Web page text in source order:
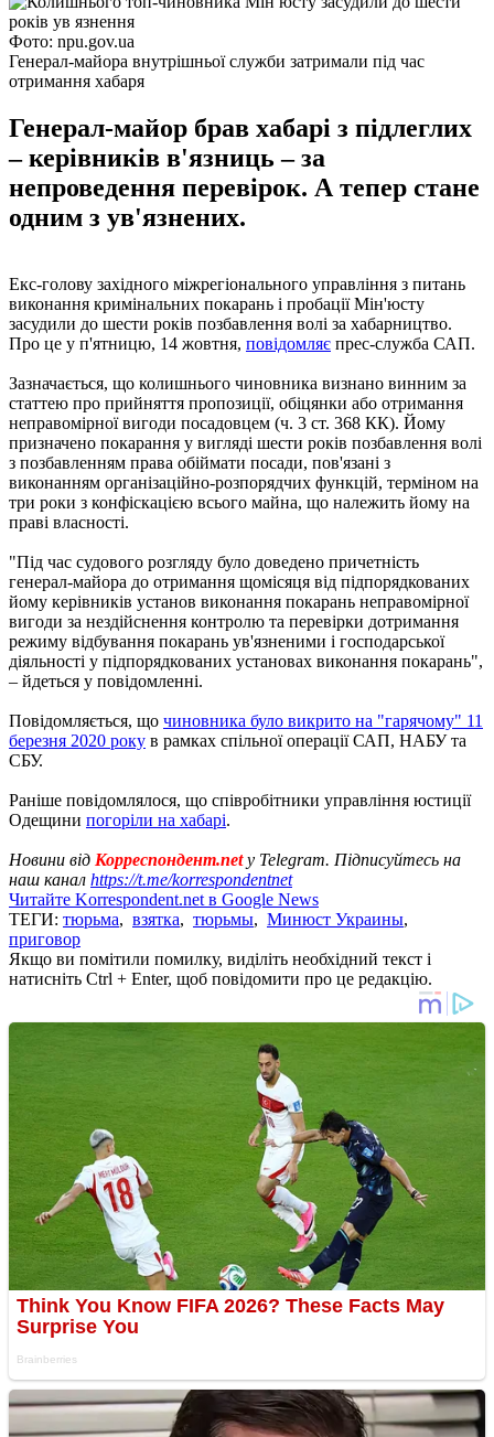
Фото: npu.gov.ua
Генерал-майора внутрішньої служби затримали під час
отримання хабаря
Генерал-майор брав хабарі з підлеглих
– керівників в'язниць – за
непроведення перевірок. А тепер стане
одним з ув'язнених.
Екс-голову західного міжрегіонального управління з питань
виконання кримінальних покарань і пробації Мін'юсту
засудили до шести років позбавлення волі за хабарництво.
Про це у п'ятницю, 14 жовтня, повідомляє прес-служба САП.
Зазначається, що колишнього чиновника визнано винним за
статтею про прийняття пропозиції, обіцянки або отримання
неправомірної вигоди посадовцем (ч. 3 ст. 368 КК). Йому
призначено покарання у вигляді шести років позбавлення волі
з позбавленням права обіймати посади, пов'язані з
виконанням організаційно-розпорядчих функцій, терміном на
три роки з конфіскацією всього майна, що належить йому на
праві власності.
"Під час судового розгляду було доведено причетність
генерал-майора до отримання щомісяця від підпорядкованих
йому керівників установ виконання покарань неправомірної
вигоди за нездійснення контролю та перевірки дотримання
режиму відбування покарань ув'язненими і господарської
діяльності у підпорядкованих установах виконання покарань",
– йдеться у повідомленні.
Повідомляється, що чиновника було викрито на "гарячому" 11
березня 2020 року в рамках спільної операції САП, НАБУ та
СБУ.
Раніше повідомлялося, що співробітники управління юстиції
Одещини погоріли на хабарі.
Новини від Корреспондент.netу Telegram. Підписуйтесь на
наш канал https://t.me/korrespondentnet
Читайте Korrespondent.net в Google News
ТЕГИ: тюрьма, взятка, тюрьмы, Минюст Украины,
приговор
Якщо ви помітили помилку, виділіть необхідний текст і
натисніть Ctrl + Enter, щоб повідомити про це редакцію.